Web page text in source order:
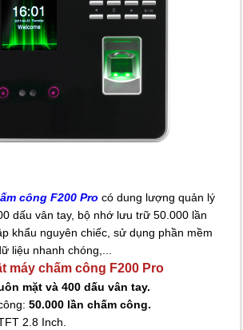
công F200 Pro có dung lượng quản lý
dấu vân tay, bộ nhớ lưu trữ 50.000 lần
khẩu nguyên chiếc, sử dụng phần mềm
liệu nhanh chóng,...
máy chấm công F200 Pro
mặt và 400 dấu vân tay.
50.000 lần chấm công.
2.8 Inch.